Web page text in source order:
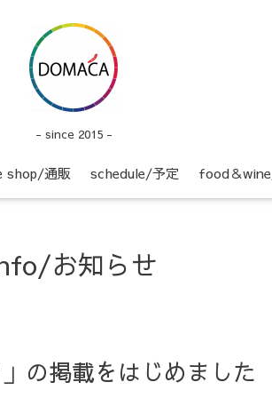
- since 2015 -
shop/通販 schedule/予定 food＆
お知らせ
の掲載をはじめました